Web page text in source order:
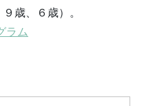
歳、６歳）。
ラム